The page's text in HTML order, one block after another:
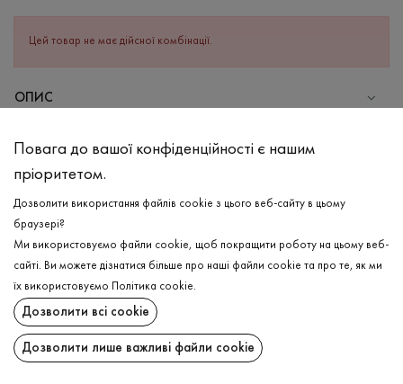
Цей товар не має дійсної комбінації.
ОПИС
кольорі -найкращий варіант для комбінації Ваших базових
луків. Виріб має силуетний фасон, що підкреслює тонкощі
Вашої талії, надаючи жіночності та манжетні шлейки. А
горловина каре окреслює красу Вашої тонкої шиї та плечей.
Класичний крій та колір надає можливості комбінувати виріб з
СКЛАД
Бавовна - 95%, Еластан - 5%
ДОГЛЯД
ДОСТАВКА
ПОВЕРНЕННЯ
Повага до вашої конфіденційності є нашим
пріоритетом.
Дозволити використання файлів cookie з цього веб-сайту в цьому
браузері?
Ми використовуємо файли cookie, щоб покращити роботу на цьому веб-
сайті. Ви можете дізнатися більше про наші файли cookie та про те, як ми
їх використовуємо
Політика cookie.
Дозволити всі cookie
Дозволити лише важливі файли cookie